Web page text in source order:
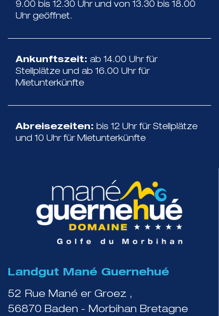
9.00 bis 12.30 Uhr und von 13.30 bis 18.00
Uhr geöffnet.
Ankunftszeit: ab 14.00 Uhr für
Stellplätze und ab 16.00 Uhr für
Mietunterkünfte
Abreisezeiten: bis 12 Uhr für Stellplätze
und 10 Uhr für Mietunterkünfte
Landgut Mané Guernehué
52 Rue Mané er Groez ,
56870 Baden - Morbihan Bretagne